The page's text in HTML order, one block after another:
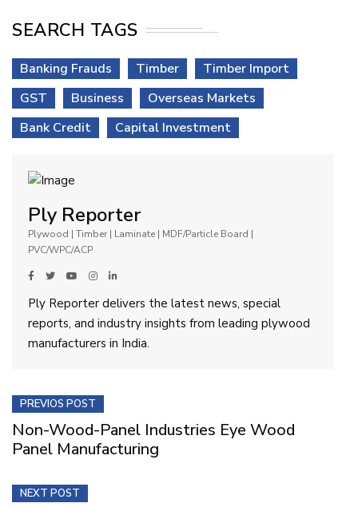
SEARCH TAGS
Banking Frauds Timber
Timber Import
GST
Business
Overseas Markets
Bank Credit
Capital Investment
Ply Reporter
Plywood | Timber | Laminate | MDF/Particle Board |
PVC/WPC/ACP
Ply Reporter delivers the latest news, special
reports, and industry insights from leading plywood
manufacturers in India.
PREVIOS POST
Non-Wood-Panel Industries Eye Wood
Panel Manufacturing
NEXT POST